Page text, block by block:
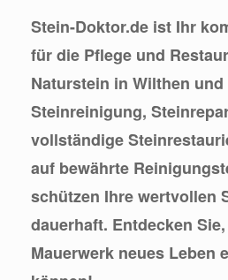
Stein-Doktor.de ist Ihr
für die Pflege und
Naturstein in Wilthen
Steinreinigung,
vollständige
auf bewährte
schützen Ihre wertvollen
dauerhaft. Entdecken
Mauerwerk neues Leben